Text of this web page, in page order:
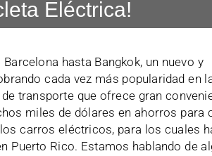
Eléctrica!
hasta Bangkok, un nuevo y
cada vez más popularidad en
transporte que ofrece gran
miles de dólares en ahorros para
carros eléctricos, para los cuales
Puerto Rico. Estamos hablando de